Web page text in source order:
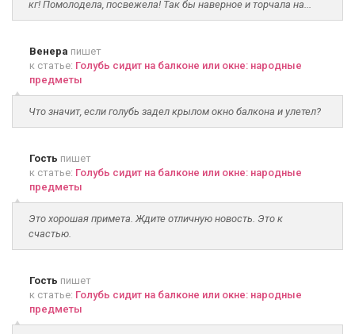
кг! Помолодела, посвежела! Так бы наверное и торчала на...
Венера пишет
к статье: Голубь сидит на балконе или окне: народные
предметы
Что значит, если голубь задел крылом окно балкона и улетел?
Гость пишет
к статье: Голубь сидит на балконе или окне: народные
предметы
Это хорошая примета. Ждите отличную новость. Это к
счастью.
Гость пишет
к статье: Голубь сидит на балконе или окне: народные
предметы